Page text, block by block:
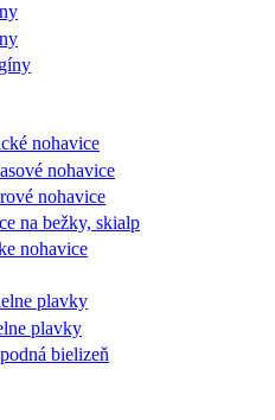
nohavice
nohavice
nohavice
na bežky, skialp
nohavice
plavky
plavky
bielizeň